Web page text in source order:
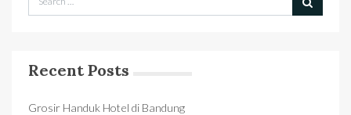
Recent Posts
Grosir Handuk Hotel di Bandung